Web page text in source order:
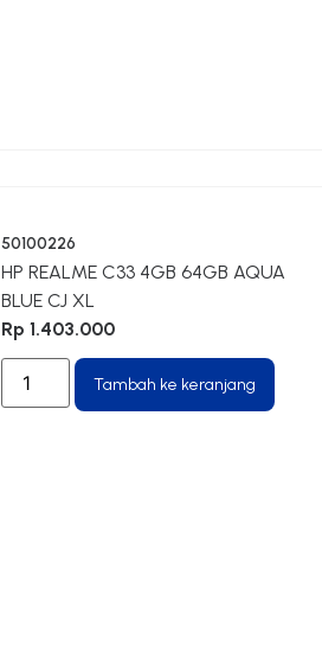
50100226
HP REALME C33 4GB 64GB AQUA
BLUE CJ XL
Rp 1.403.000
Tambah ke keranjang